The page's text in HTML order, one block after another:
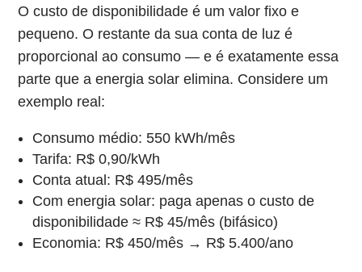
O custo de disponibilidade é um valor fixo e
pequeno. O restante da sua conta de luz é
proporcional ao consumo — e é exatamente essa
parte que a energia solar elimina. Considere um
exemplo real:
Consumo médio: 550 kWh/mês
Tarifa: R$ 0,90/kWh
Conta atual: R$ 495/mês
Com energia solar: paga apenas o custo de
disponibilidade ≈ R$ 45/mês (bifásico)
Economia: R$ 450/mês → R$ 5.400/ano